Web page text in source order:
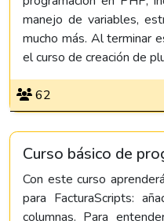
manejo de variables,
mucho más. Al terminar
el curso de creación de
62
Curso básico de
Con este curso
para FacturaScripts:
columnas. Para